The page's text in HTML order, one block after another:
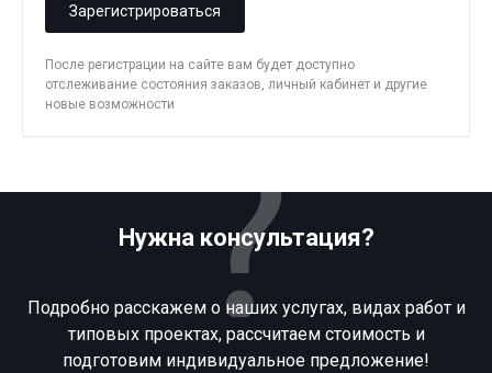
Зарегистрироваться
После регистрации на сайте вам будет доступно
отслеживание состояния заказов, личный кабинет и другие
новые возможности
Нужна консультация?
Подробно расскажем о наших услугах, видах работ и
типовых проектах, рассчитаем стоимость и
подготовим индивидуальное предложение!